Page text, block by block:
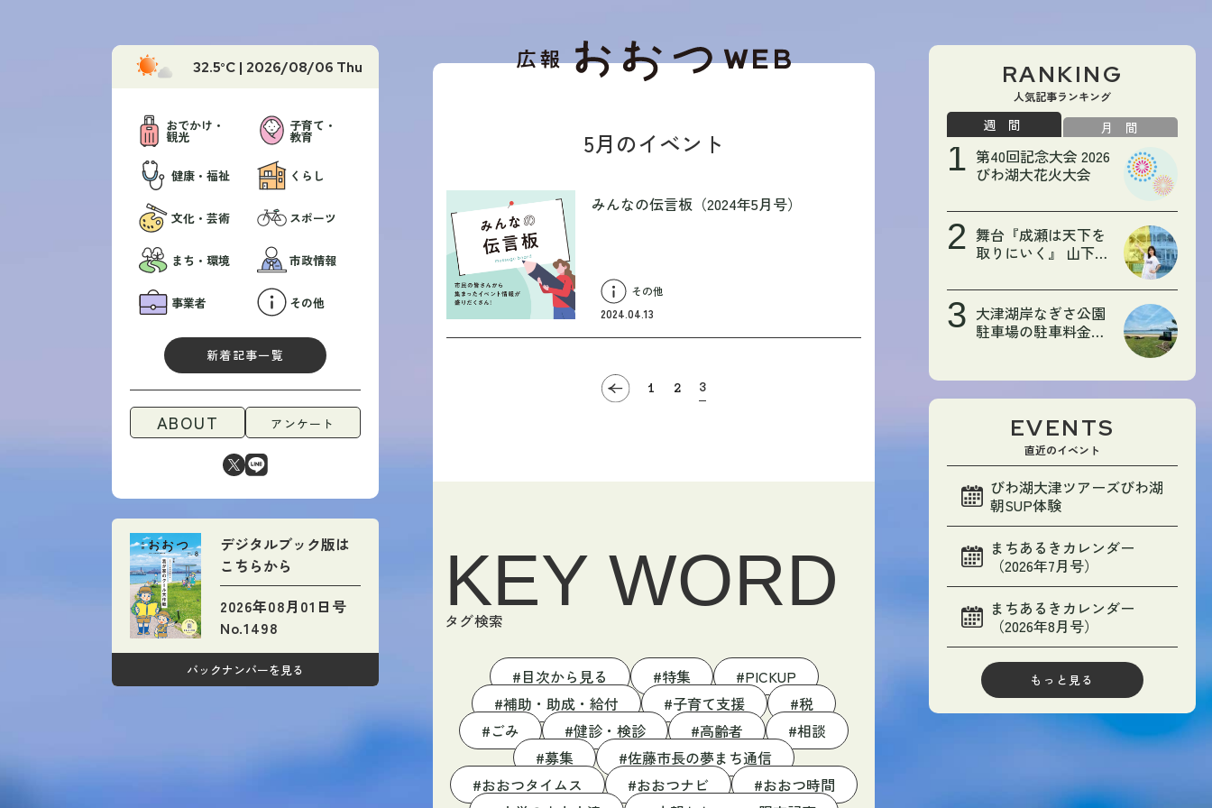
32.5°C | 2026/08/06 Thu
おでかけ・
観光
子育て・
教育
健康・福祉 くらし
文化・芸術 スポーツ
まち・環境 市政情報
事業者 その他
新着記事一覧
ABOUT アンケート
デジタルブック版は
こちらから
2026年08月01日号
No.1498
バックナンバーを見る
5月のイベント
みんなの伝言板（2024年5月号）
その他
2024.04.13
1 2 3
KEY WORD
タグ検索
目次から見る 特集
PICKUP
補助・助成・給付
子育て支援
税
ごみ
健診・検診 高齢者
相談
募集
佐藤市長の夢まち通信
おおつタイムス
おおつナビ
おおつ時間
RANKING
人気記事ランキング
週間 月間
第40回記念大会 2026
びわ湖大花火大会
舞台『成瀬は天下を
取りにいく』 山下美
をレポート！【広報
おおつWEB限定記
事】
大津湖岸なぎさ公園
駐車場の駐車料金が
EVENTS
直近のイベント
びわ湖大津ツアーズびわ湖
朝SUP体験
まちあるきカレンダー
（2026年7月号）
まちあるきカレンダー
（2026年8月号）
もっと見る